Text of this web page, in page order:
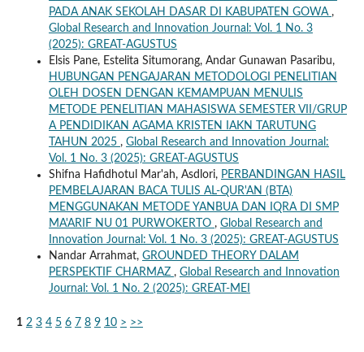
PADA ANAK SEKOLAH DASAR DI KABUPATEN GOWA ,
Global Research and Innovation Journal: Vol. 1 No. 3
(2025): GREAT-AGUSTUS
Elsis Pane, Estelita Situmorang, Andar Gunawan Pasaribu,
HUBUNGAN PENGAJARAN METODOLOGI PENELITIAN
OLEH DOSEN DENGAN KEMAMPUAN MENULIS
METODE PENELITIAN MAHASISWA SEMESTER VII/GRUP
A PENDIDIKAN AGAMA KRISTEN IAKN TARUTUNG
TAHUN 2025 , Global Research and Innovation Journal:
Vol. 1 No. 3 (2025): GREAT-AGUSTUS
Shifna Hafidhotul Mar'ah, Asdlori, PERBANDINGAN HASIL
PEMBELAJARAN BACA TULIS AL-QUR'AN (BTA)
MENGGUNAKAN METODE YANBUA DAN IQRA DI SMP
MA'ARIF NU 01 PURWOKERTO , Global Research and
Innovation Journal: Vol. 1 No. 3 (2025): GREAT-AGUSTUS
Nandar Arrahmat, GROUNDED THEORY DALAM
PERSPEKTIF CHARMAZ , Global Research and Innovation
Journal: Vol. 1 No. 2 (2025): GREAT-MEI
1 2 3 4 5 6 7 8 9 10 > >>